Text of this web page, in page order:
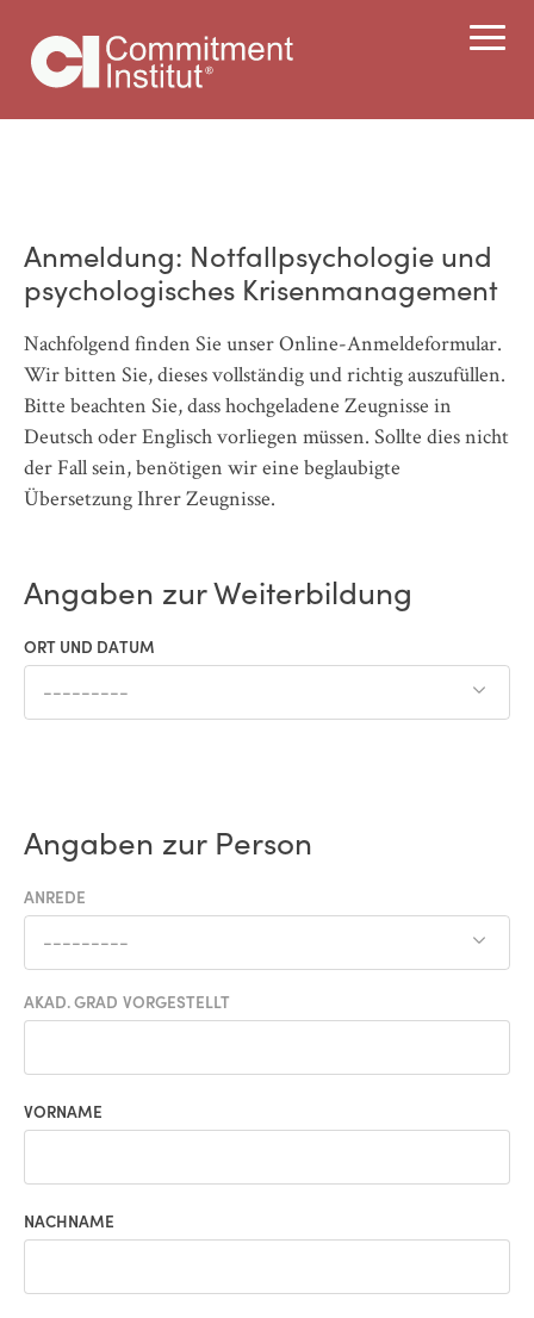
Anmeldung: Notfallpsychologie und
psychologisches Krisenmanagement
Nachfolgend finden Sie unser Online-Anmeldeformular.
Wir bitten Sie, dieses vollständig und richtig auszufüllen.
Bitte beachten Sie, dass hochgeladene Zeugnisse in
Deutsch oder Englisch vorliegen müssen. Sollte dies nicht
der Fall sein, benötigen wir eine beglaubigte
Übersetzung Ihrer Zeugnisse.
Angaben zur Weiterbildung
ORT UND DATUM
---------
Angaben zur Person
ANREDE
---------
AKAD. GRAD VORGESTELLT
VORNAME
NACHNAME